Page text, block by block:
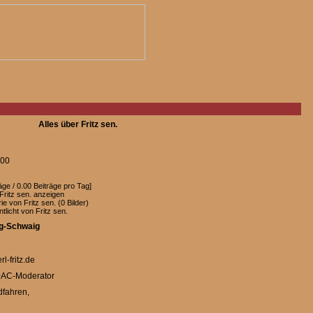
Alles über Fritz sen.
/ 0.00 Beiträge pro Tag]
sen. anzeigen
von Fritz sen. (0 Bilder)
von Fritz sen.
Schwaig
fritz.de
Moderator